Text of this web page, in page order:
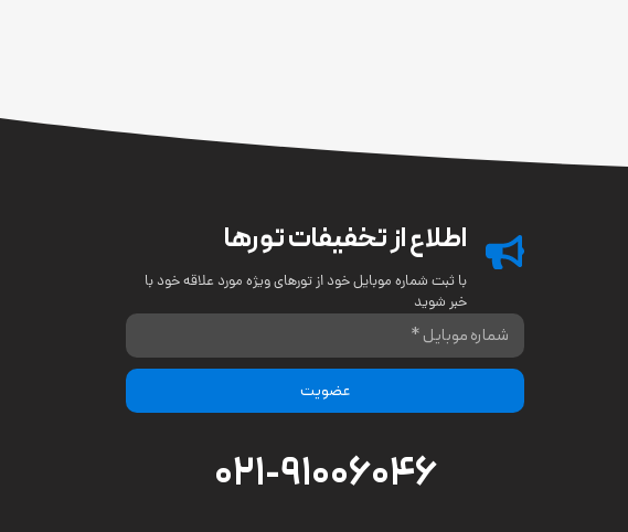
اطلاع از تخفیفات تورها
با ثبت شماره موبایل خود از تورهای ویژه مورد علاقه خود با
خبر شوید
عضویت
021-91006046